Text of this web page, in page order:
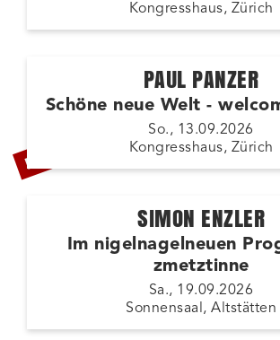
Kongresshaus, Zürich
LETZTE TICKETS
PAUL PANZER
Schöne neue Welt -
So., 13.09.2026
Kongresshaus, Zürich
SIMON ENZLER
Im nigelnagelneuen
zmetztinne
Sa., 19.09.2026
Sonnensaal, Altstätten